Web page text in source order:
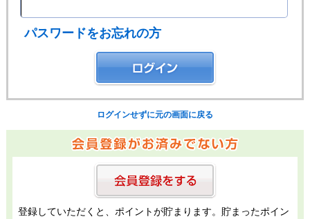
パスワードをお忘れの方
ログインせずに元の画面に戻る
登録していただくと、ポイントが貯まります。貯まったポイン